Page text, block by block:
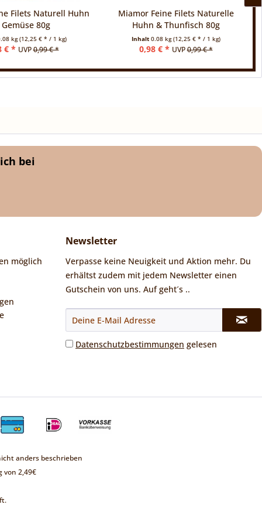
Filets Naturell Huhn
80g
kg(12,25 € * / 1 kg)
€ * UVP0,99 € *
Miamor Feine Filets Naturelle
Huhn & Thunfisch 80g
Inhalt 0.08 kg(12,25 € * / 1 kg)
0,98 € * UVP0,99 € *
bei
möglich
Newsletter
Verpasse keine Neuigkeit und Aktion mehr. Du
erhältst zudem mit jedem Newsletter einen
Gutschein von uns. Auf geht´s ..
Datenschutzbestimmungen gelesen
anders beschrieben
von 2,49€